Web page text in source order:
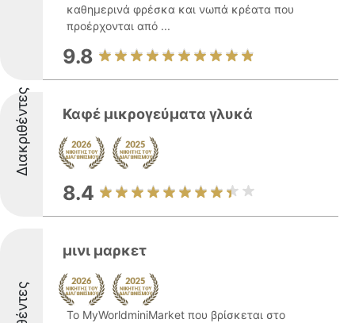
καθημερινά φρέσκα και νωπά κρέατα που
προέρχονται από ...
9.8
Διακριθέντες Καφέ μικρογεύματα γλυκά
8.4
μινι μαρκετ
Το MyWorldminiMarket που βρίσκεται στο